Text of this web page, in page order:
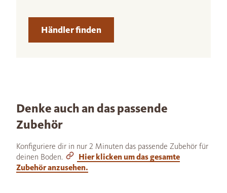
Händler finden
Denke auch an das passende
Zubehör
Konfiguriere dir in nur 2 Minuten das passende Zubehör für
deinen Boden.
Hier klicken um das gesamte
Zubehör anzusehen.